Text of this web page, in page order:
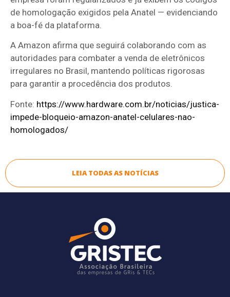
de homologação exigidos pela Anatel — evidenciando
a boa-fé da plataforma.
A Amazon afirma que seguirá colaborando com as
autoridades para combater a venda de eletrônicos
irregulares no Brasil, mantendo políticas rigorosas
para garantir a procedência dos produtos.
Fonte: https://www.hardware.com.br/noticias/justica-
impede-bloqueio-amazon-anatel-celulares-nao-
homologados/
LEIA TODAS AS NOTÍCIAS